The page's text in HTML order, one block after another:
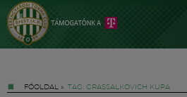
FŐOLDAL » TAG: GRASSALKOVICH KUPA